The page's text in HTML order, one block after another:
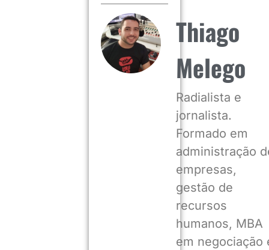
Thiago
Melego
Radialista e
jornalista.
Formado em
administração
empresas,
gestão de
recursos
humanos, MBA
em negociação